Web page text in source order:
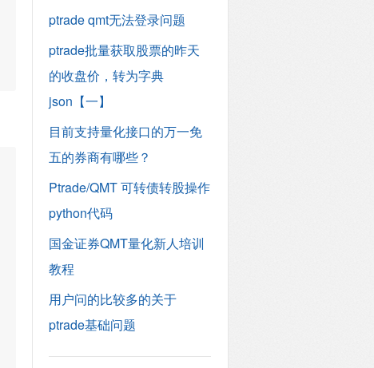
ptrade qmt无法登录问题
ptrade批量获取股票的昨天
的收盘价，转为字典
json【一】
目前支持量化接口的万一免
五的券商有哪些？
Ptrade/QMT 可转债转股操作
python代码
国金证券QMT量化新人培训
教程
用户问的比较多的关于
ptrade基础问题